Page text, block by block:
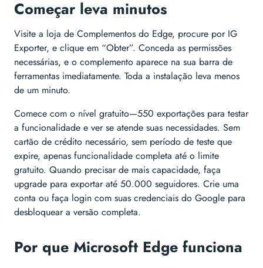
Começar leva minutos
Visite a loja de Complementos do Edge, procure por IG
Exporter, e clique em “Obter”. Conceda as permissões
necessárias, e o complemento aparece na sua barra de
ferramentas imediatamente. Toda a instalação leva menos
de um minuto.
Comece com o nível gratuito—550 exportações para testar
a funcionalidade e ver se atende suas necessidades. Sem
cartão de crédito necessário, sem período de teste que
expire, apenas funcionalidade completa até o limite
gratuito. Quando precisar de mais capacidade, faça
upgrade para exportar até 50.000 seguidores. Crie uma
conta ou faça login com suas credenciais do Google para
desbloquear a versão completa.
Por que Microsoft Edge funciona